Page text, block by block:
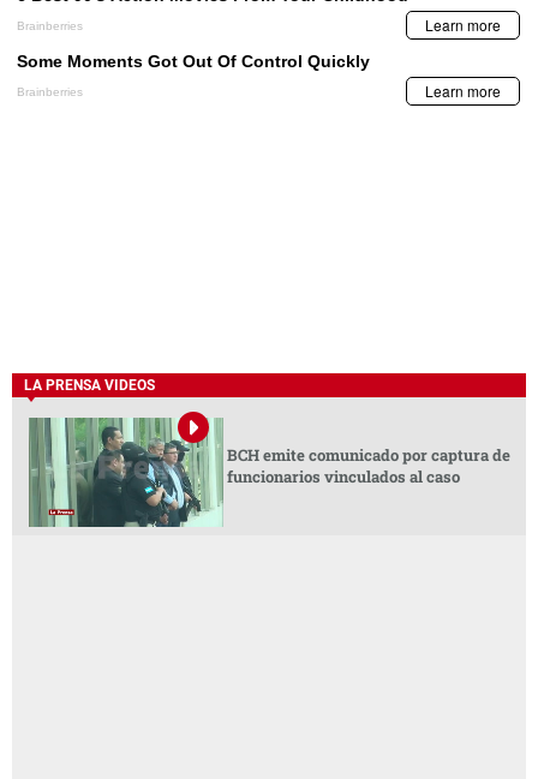
LA PRENSA VIDEOS
BCH emite comunicado por captura de
funcionarios vinculados al caso